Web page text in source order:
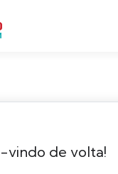
vindo de volta!